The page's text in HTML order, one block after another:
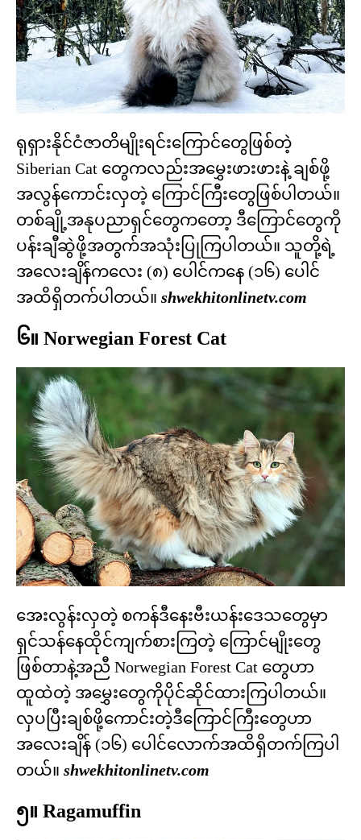
ရုရှားနိုင်ငံဇာတိမျိုးရင်းကြောင်တွေဖြစ်တဲ့
Siberian Cat တွေကလည်းအမွှေးဖားဖားနဲ့ ချစ်ဖို့
အလွန်ကောင်းလှတဲ့ ကြောင်ကြီးတွေဖြစ်ပါတယ်။
တစ်ချို့အနုပညာရှင်တွေကတော့ ဒီကြောင်တွေကို
ပန်းချီဆွဲဖို့အတွက်အသုံးပြုကြပါတယ်။ သူတို့ရဲ့
အလေးချိန်ကလေး (၈) ပေါင်ကနေ (၁၆) ပေါင်
အထိရှိတက်ပါတယ်။ shwekhitonlinetv.com
၆။ Norwegian Forest Cat
အေးလွန်းလှတဲ့ စကန်ဒီနေးဗီးယန်းဒေသတွေမှာ
ရှင်သန်နေထိုင်ကျက်စားကြတဲ့ ကြောင်မျိုးတွေ
ဖြစ်တာနဲ့အညီ Norwegian Forest Cat တွေဟာ
ထူထဲတဲ့ အမွှေးတွေကိုပိုင်ဆိုင်ထားကြပါတယ်။
လှပပြီးချစ်ဖို့ကောင်းတဲ့ဒီကြောင်ကြီးတွေဟာ
အလေးချိန် (၁၆) ပေါင်လောက်အထိရှိတက်ကြပါ
တယ်။ shwekhitonlinetv.com
၅။ Ragamuffin